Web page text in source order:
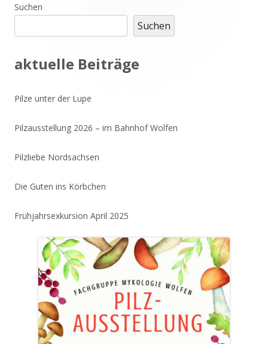
Haupt-
Seitenleiste
Suchen
Suchen
aktuelle Beiträge
Pilze unter der Lupe
Pilzausstellung 2026 – im Bahnhof Wolfen
Pilzliebe Nordsachsen
Die Guten ins Körbchen
Frühjahrsexkursion April 2025